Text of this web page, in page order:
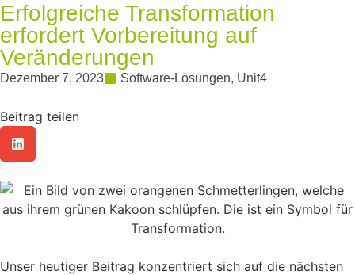
Erfolgreiche Transformation
erfordert Vorbereitung auf
Veränderungen
Dezember 7, 2023 Software-Lösungen, Unit4
Beitrag teilen
Unser heutiger Beitrag konzentriert sich auf die nächsten